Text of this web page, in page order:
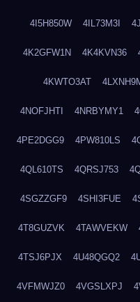
4I5H850W 4IL73M3I
4K2GFW1N 4K4KVN36
4KWTO3AT
4NOFJHTI 4NRBYMY1
4PE2DGG9 4PW810LS
4QL610TS 4QRSJ753
4SGZZGF9 4SHI3FUE
4T8GUZVK 4TAWVEKW
4TSJ6PJX 4U48QGQ2
4VFMWJZ0 4VGSLXPJ